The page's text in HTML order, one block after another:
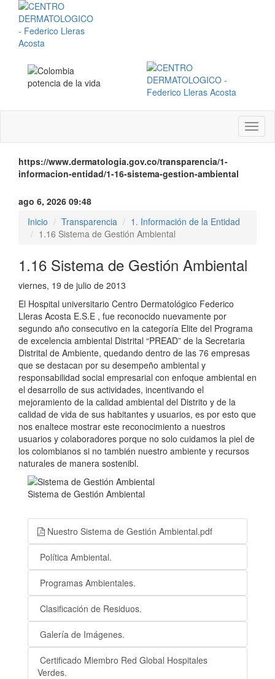
Menú
https://www.dermatologia.gov.co/transparencia/1-
informacion-entidad/1-16-sistema-gestion-ambiental
ago 6, 2026 09:48
Inicio
Transparencia
1. Información de la Entidad
1.16 Sistema de Gestión Ambiental
1.16 Sistema de Gestión Ambiental
viernes, 19 de julio de 2013
El Hospital universitario Centro Dermatológico Federico
Lleras Acosta E.S.E , fue reconocido nuevamente por
segundo año consecutivo en la categoría Elite del Programa
de excelencia ambiental Distrital “PREAD” de la Secretaria
Distrital de Ambiente, quedando dentro de las 76 empresas
que se destacan por su desempeño ambiental y
responsabilidad social empresarial con enfoque ambiental en
el desarrollo de sus actividades, incentivando el
mejoramiento de la calidad ambiental del Distrito y de la
calidad de vida de sus habitantes y usuarios, es por esto que
nos enaltece mostrar este reconocimiento a nuestros
usuarios y colaboradores porque no solo cuidamos la piel de
los colombianos si no también nuestro ambiente y recursos
naturales de manera sostenibl.
Sistema de Gestión Ambiental
Nuestro Sistema de Gestión Ambiental.pdf
Política Ambiental.
Programas Ambientales.
Clasificación de Residuos.
Galería de Imágenes.
Certificado Miembro Red Global Hospitales
Verdes.